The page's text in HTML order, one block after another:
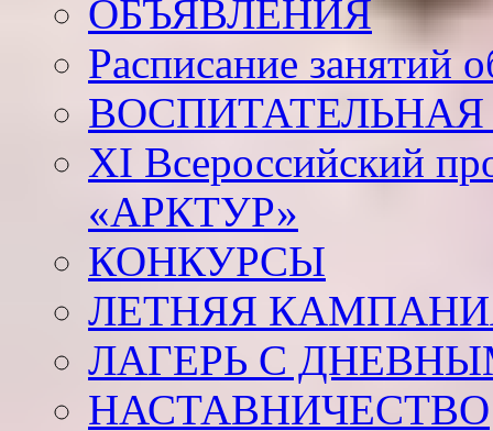
ОБЪЯВЛЕНИЯ
Расписание занятий
ВОСПИТАТЕЛЬНАЯ
XI Всероссийский
«АРКТУР»
КОНКУРСЫ
ЛЕТНЯЯ
ЛАГЕРЬ С
НАСТАВНИЧЕСТВО